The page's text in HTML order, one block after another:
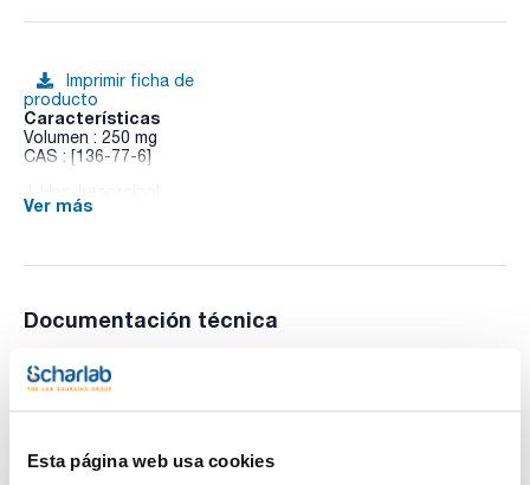
Esta página web usa cookies
Imprimir ficha de
producto
Características
Volumen : 250 mg
CAS : [136-77-6]
Ver más
Documentación técnica
TDS / Ficha técnica
Regístrate para
Regístrate para